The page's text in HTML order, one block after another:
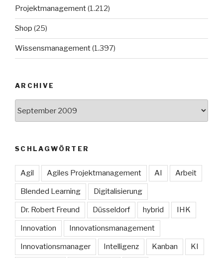
Projektmanagement(1.212)
Shop (25)
Wissensmanagement(1.397)
ARCHIVE
SCHLAGWÖRTER
Agil Agiles Projektmanagement AI Arbeit
Blended Learning Digitalisierung
Dr. Robert Freund Düsseldorf hybrid IHK
Innovation Innovationsmanagement
Innovationsmanager Intelligenz Kanban KI